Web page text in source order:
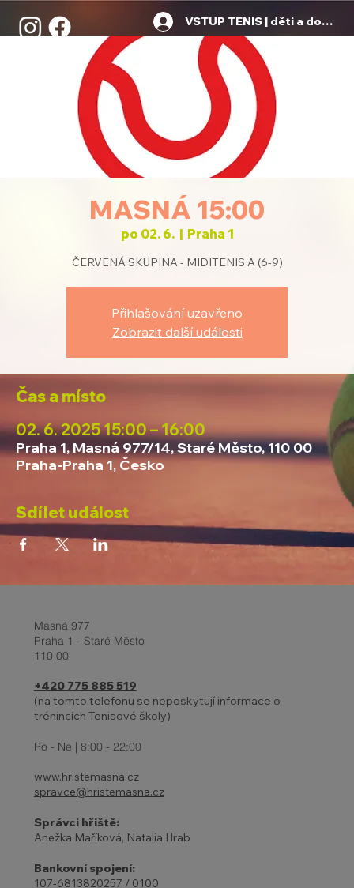
VSTUP TENIS | děti a dospělí
MASNÁ 15:00
po 02. 6.
  |
Praha 1
ČERVENÁ SKUPINA - MIDITENIS A (6-9)
Přihlašování uzavřeno
Zobrazit další události
Čas a místo
02. 6. 2025 15:00 – 16:00
Praha 1, Masná 977/14, Staré Město, 110 00
Praha-Praha 1, Česko
Sdílet událost
Masná 977
Praha 1 - Staré Město
110 00
+420 775 885 519
(na tomto telefonu se neposkytují informace o
trénincích Tenisové školy)
Po - Ne | 8:00 - 22:00
www.hristemasna.cz
spravce@hristemasna.cz
Správci hřiště:
Anežka Maříková, Natalia Hrab
Bankovní spojení:
107-6813820257 / 0100